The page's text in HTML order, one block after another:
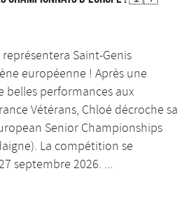
Saint-Genis
européenne ! Après une
belles performances aux
Vétérans, Chloé décroche sa
Senior Championships
La compétition se
septembre 2026. ...